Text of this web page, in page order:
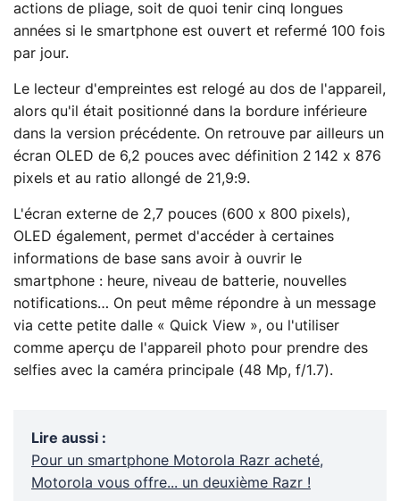
actions de pliage, soit de quoi tenir cinq longues
années si le smartphone est ouvert et refermé 100 fois
par jour.
Le lecteur d'empreintes est relogé au dos de l'appareil,
alors qu'il était positionné dans la bordure inférieure
dans la version précédente. On retrouve par ailleurs un
écran OLED de 6,2 pouces avec définition 2 142 x 876
pixels et au ratio allongé de 21,9:9.
L'écran externe de 2,7 pouces (600 x 800 pixels),
OLED également, permet d'accéder à certaines
informations de base sans avoir à ouvrir le
smartphone : heure, niveau de batterie, nouvelles
notifications… On peut même répondre à un message
via cette petite dalle « Quick View », ou l'utiliser
comme aperçu de l'appareil photo pour prendre des
selfies avec la caméra principale (48 Mp, f/1.7).
Lire aussi :
Pour un smartphone Motorola Razr acheté,
Motorola vous offre... un deuxième Razr !